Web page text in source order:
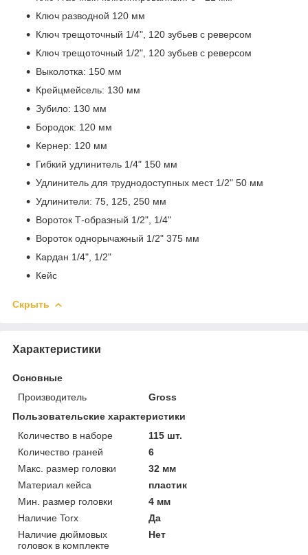
Ключ разводной 120 мм
Ключ трещоточный 1/4", 120 зубьев с реверсом
Ключ трещоточный 1/2", 120 зубьев с реверсом
Выколотка: 150 мм
Крейцмейсель: 130 мм
Зубило: 130 мм
Бородок: 120 мм
Кернер: 120 мм
Гибкий удлинитель 1/4" 150 мм
Удлинитель для труднодоступных мест 1/2" 50 мм
Удлинители: 75, 125, 250 мм
Вороток Т-образный 1/2", 1/4"
Вороток однорычажный 1/2" 375 мм
Кардан 1/4", 1/2"
Кейс
Скрыть
Характеристики
Основные
Производитель
Gross
Пользовательские характеристики
Количество в наборе
115 шт.
Количество граней
6
Макс. размер головки
32 мм
Материал кейса
пластик
Мин. размер головки
4 мм
Наличие Torx
Да
Наличие дюймовых
головок в комплекте
Нет